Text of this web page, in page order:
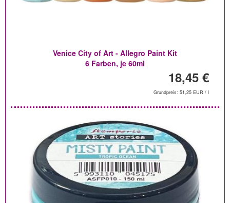
Venice City of Art - Allegro Paint Kit
6 Farben, je 60ml
18,45 €
Grundpreis: 51,25 EUR / l